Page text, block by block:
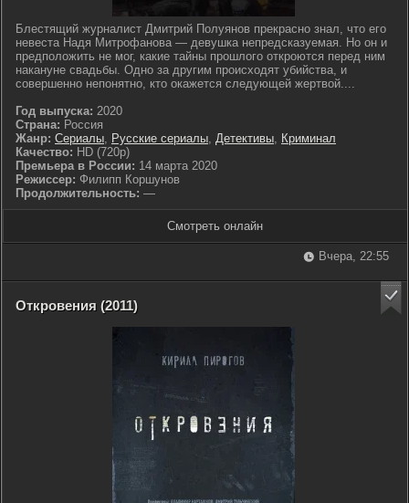
Блестящий журналист Дмитрий Полуянов прекрасно знал, что его
невеста Надя Митрофанова — девушка непредсказуемая. Но он и
предположить не мог, какие тайны прошлого откроются перед ним
накануне свадьбы. Одно за другим происходят убийства, и
совершенно непонятно, кто окажется следующей жертвой....
Год выпуска: 2020
Страна: Россия
Жанр: Сериалы, Русские сериалы, Детективы, Криминал
Качество: HD (720p)
Премьера в России: 14 марта 2020
Режиссер: Филипп Коршунов
Продолжительность: —
Смотреть онлайн
Вчера, 22:55
Откровения (2011)